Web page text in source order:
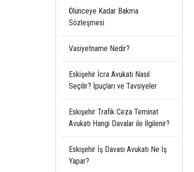
Ölünceye Kadar Bakma
Sözleşmesi
Vasiyetname Nedir?
Eskişehir İcra Avukatı Nasıl
Seçilir? İpuçları ve Tavsiyeler
Eskişehir Trafik Ceza Teminat
Avukatı Hangi Davalar ile İlgilenir?
Eskişehir İş Davası Avukatı Ne İş
Yapar?